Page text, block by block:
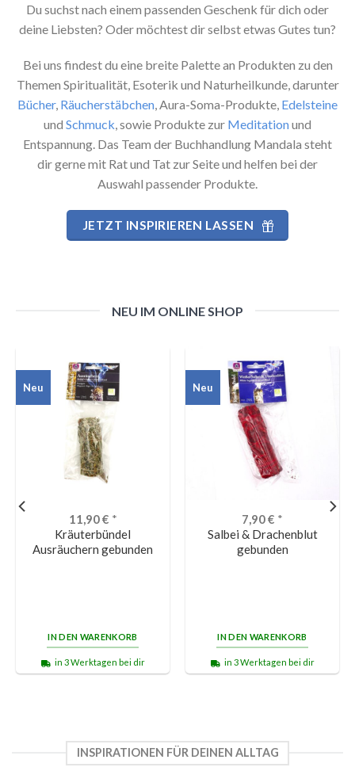
Du suchst nach einem passenden Geschenk für dich oder
deine Liebsten? Oder möchtest dir selbst etwas Gutes tun?
Bei uns findest du eine breite Palette an Produkten zu den
Themen Spiritualität, Esoterik und Naturheilkunde, darunter
Bücher, Räucherstäbchen, Aura-Soma-Produkte, Edelsteine
und Schmuck, sowie Produkte zur Meditationund
Entspannung. Das Team der Buchhandlung Mandala steht
dir gerne mit Rat und Tat zur Seite und helfen bei der
Auswahl passender Produkte.
JETZT INSPIRIEREN LASSEN
NEU IM ONLINE SHOP
Neu
11,90€ *
Kräuterbündel
Ausräuchern gebunden
IN DEN WARENKORB
in 3 Werktagen bei dir
Neu
7,90€ *
Salbei & Drachenblut
gebunden
IN DEN WARENKORB
in 3 Werktagen bei dir
INSPIRATIONEN FÜR DEINEN ALLTAG